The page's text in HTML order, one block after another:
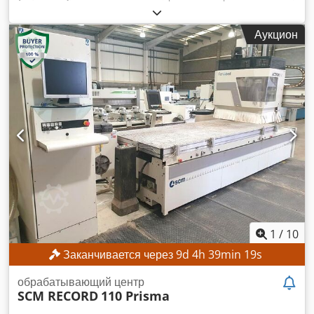
КОМПЛЕКТАЦИЯ Маркировка CE Рабочий стол с
направляющими и опорами 6 вакуумных присосок
Вакуумный насос Автоматическая смена инструмента 2
магазина инструментов по 8 мест в каждом Защитное
устройство для обрабатывающих головок с датчиками
безопасности Передние защитные маты Жидкостное
охлаждение фрезерного шпинделя Станок продается и
поставляется в его фактическом и юридическом состоянии
(«как есть»), на основании фотодокументации и
технических/коммерческих материалов с описательным
характером. Покупатель имеет право осмотреть товар
перед вывозом и несет ответственность за установку,
закрепление и использование станка по месту назначения.
Внешняя ссылка: 7716
максимальная скорость шпинделя фрезы:
рабочая длина:2 500 мм, ТЕХНИЧЕСКИЕ
ХАРАКТЕРИСТИКИ Рабочая область, ось X: 2500 мм
Рабочая область, ось Y: 1320 мм Ход, ось Y: 1900 мм
Максимальная толщина обрабатываемой детали: 170 мм
Рабочий стол: консольный и рельсовый стол Количество
управляемых осей: 4 Скорость перемещения, ось X: 80 м/
мин Dwodpezmtlksfx Akija Скорость перемещения, ось Y:
80 м/мин Скорость перемещения, ось Z: 20 м/мин
Сверлильный модуль Количество сверлильных модулей: 1
Расположение сверлильного модуля: сверху Вертикальные
сверлильные шпиндели: 10 Горизонтальные сверлильные
шпиндели, направление X: 4 Горизонтальные сверлильные
шпиндели, направление Y: 2 Общее количество
сверлильных шпинделей: 16 Фрезерный шпиндель
Количество фрезерных шпинделей: 1 Расположение
фрезерного шпинделя: сверху Управляемые оси: 4
Автоматическая смена инструмента: да Мощность
двигателя: 13 кВт Частота вращения: 24 000 об/мин
Модуль для обработки пазов Количество модулей для
обработки пазов: 1 Расположение модуля для обработки
Аукцион
1 / 10
Заканчивается через9d 4h 39min 16s
обрабатывающий центр
SCM RECORD 110 Prisma